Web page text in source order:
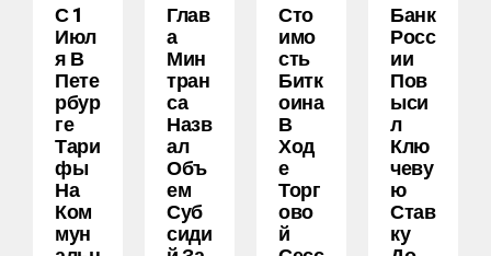
С 1
Июл
Я В
Пете
Рбур
Ге
Тари
Фы
На
Ком
Мун
Глав
А
Мин
Тран
Са
Назв
Ал
Объ
Ем
Суб
Сиди
Сто
Имо
Сть
Битк
Оина
В
Ход
Е
Торг
Ово
Й
Банк
Росс
Ии
Пов
Ыси
Л
Клю
Чеву
Ю
Став
Ку